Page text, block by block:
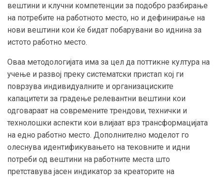
вештини и клучни компетенции за подобро разбирање
на потребите на работното место, но и дефинирање на
нови вештини кои ќе бидат побарувани во иднина за
истото работно место.
Оваа методологијата има за цел да поттикне култура на
учење и развој преку систематски пристап кој ги
поврзува индивидуалните и организациските
капацитети за градење релевантни вештини кои
одговараат на современите трендови, технички и
технолошки аспекти кои влијаат врз трансформацијата
на едно работно место. Дополнително моделот го
олеснува идентификувањето на тековните и идни
потреби од вештини на работните места што
претставува јасен индикатор за креаторите на